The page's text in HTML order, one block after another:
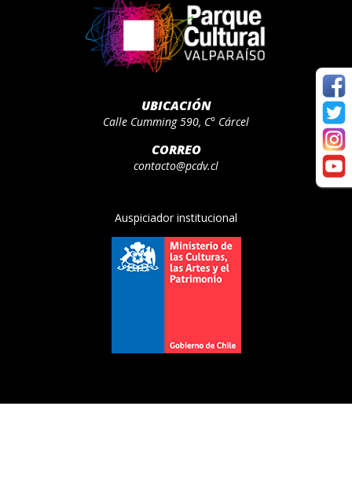
UBICACIÓN
Calle Cumming 590, C° Cárcel
CORREO
contacto@pcdv.cl
Auspiciador institucional